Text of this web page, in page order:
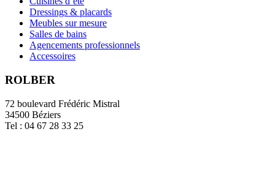
Dressings & placards
Meubles sur mesure
Salles de bains
Agencements professionnels
Accessoires
ROLBER
72 boulevard Frédéric Mistral
34500 Béziers
Tel : 04 67 28 33 25